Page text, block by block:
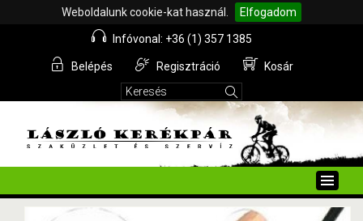
Weboldalunk cookie-kat használ. Elfogadom
Infóvonal: +36 (1) 357 1385
Belépés Regisztráció Kosár
Toggle